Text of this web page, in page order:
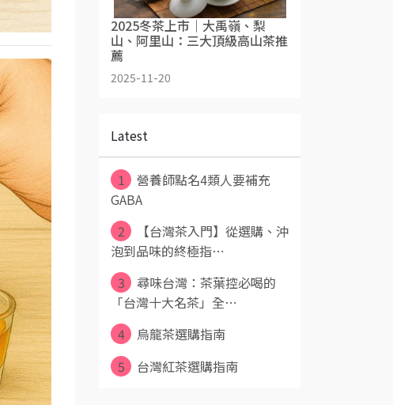
2025冬茶上市｜大禹嶺、梨
山、阿里山：三大頂級高山茶推
薦
2025-11-20
Latest
1
營養師點名4類人要補充
GABA
2
【台灣茶入門】從選購、沖
泡到品味的終極指⋯
3
尋味台灣：茶葉控必喝的
「台灣十大名茶」全⋯
4
烏龍茶選購指南
5
台灣紅茶選購指南